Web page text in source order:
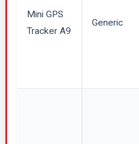
Mini GPS
Tracker A9
Generic